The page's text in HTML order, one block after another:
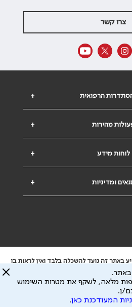
צרו קשר
+ הרפואית
+ מהירות
+ לוחות מידע
+ ומדיניות
באתר זה נועד להשכלה בלבד ואין לראות בו
אחראית לתוכן המתפרסם באתר זה ולכל נזק
שעלול להיגרם.
אישי לצורך מתן השרות וכי חלק ממנו עשוי
בכפוף למדיניות הפרטיות
באתר.
מלאה, לשקף את מטרות השימוש
ן.
המעודכנת כאן.